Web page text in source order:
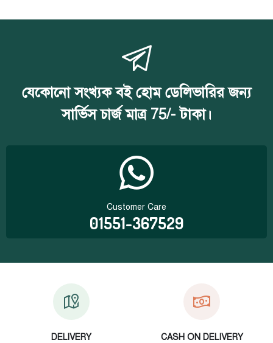
যেকোনো সংখ্যক বই হোম ডেলিভারির জন্য
সার্ভিস চার্জ মাত্র 75/- টাকা।
Customer Care
01551-367529
DELIVERY CASH ON DELIVERY